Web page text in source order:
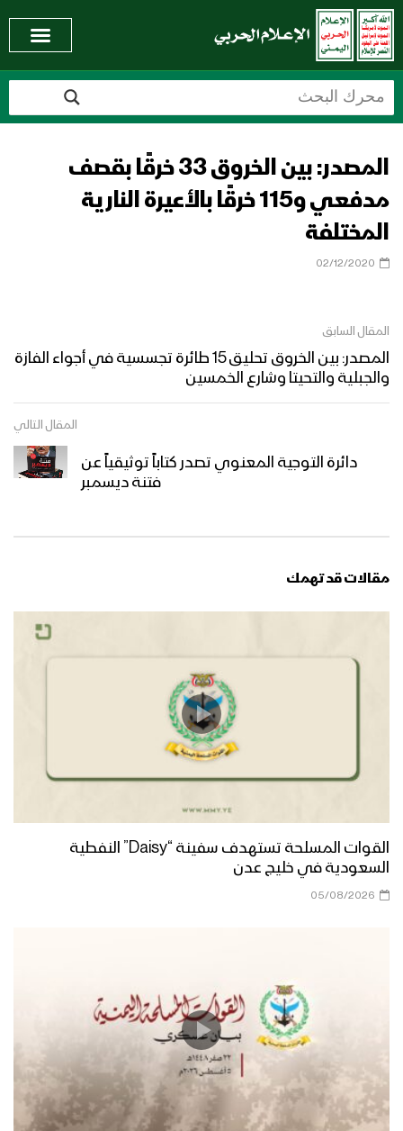
المصدر: بين الخروق 33 خرقًا بقصف
مدفعي و115 خرقًا بالأعيرة النارية
المختلفة
02/12/2020
المقال السابق
المصدر: بين الخروق تحليق 15 طائرة تجسسية في أجواء الفازة
والجبلية والتحيتا وشارع الخمسين
المقال التالي
دائرة التوجية المعنوي تصدر كتاباً توثيقياً عن
فتنة ديسمبر
مقالات قد تهمك
القوات المسلحة تستهدف سفينة “Daisy” النفطية
السعودية في خليج عدن
05/08/2026